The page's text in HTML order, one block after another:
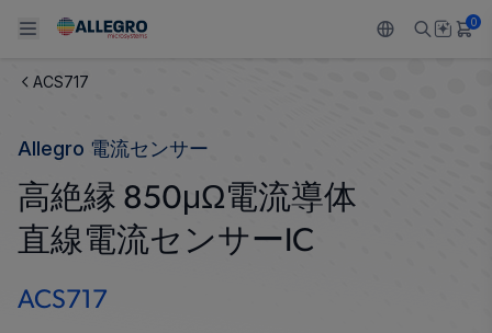
Back To Main Menu
製品
センサー
Back To Main Menu
用途
自動車
Back To Main Menu
設計サポート
設計と開発
Back To Main Menu
技術リソース
Resource Center
Back To Main Menu
ALLEGRO について
私たちの会社
0
ACS717
Allegro 電流センサー
高絶縁 850μΩ電流導体
直線電流センサーIC
ACS717